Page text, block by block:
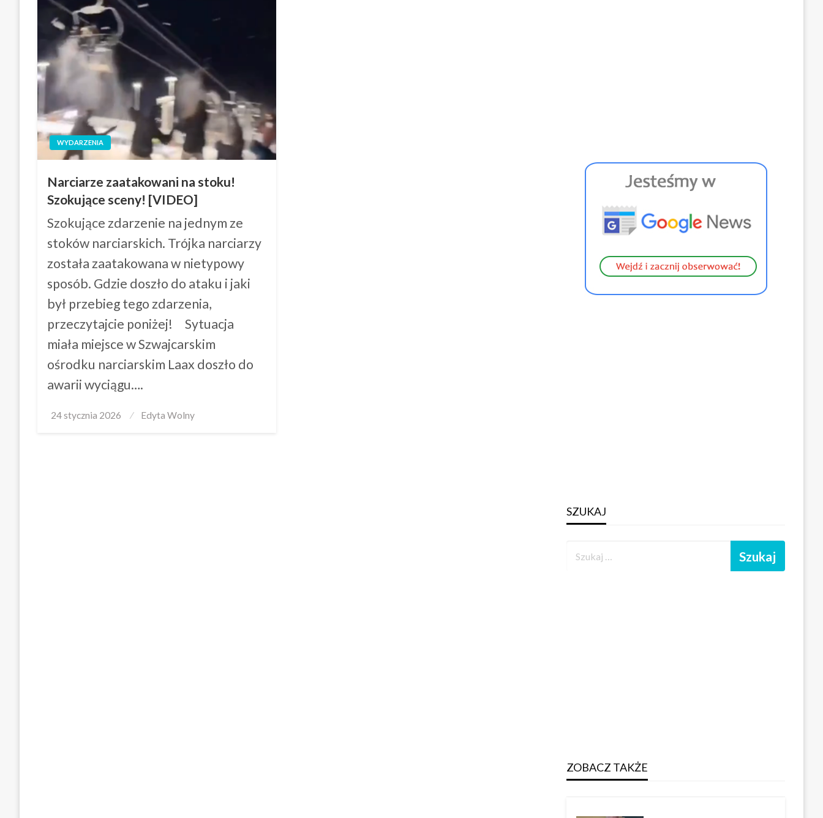
WYDARZENIA
Narciarze zaatakowani na stoku!
Szokujące sceny! [VIDEO]
Szokujące zdarzenie na jednym ze
stoków narciarskich. Trójka narciarzy
została zaatakowana w nietypowy
sposób. Gdzie doszło do ataku i jaki
był przebieg tego zdarzenia,
przeczytajcie poniżej! Sytuacja
miała miejsce w Szwajcarskim
ośrodku narciarskim Laax doszło do
awarii wyciągu….
Posted
24 stycznia 2026 Edyta Wolny
SZUKAJ
ZOBACZ TAKŻE